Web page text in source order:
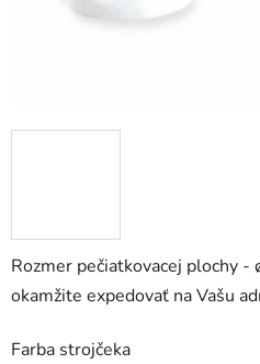
Rozmer pečiatkovacej plochy
okamžite expedovať na Vašu
Farba strojčeka